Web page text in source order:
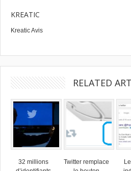
KREATIC
Kreatic Avis
RELATED
32 millions
Twitter remplace